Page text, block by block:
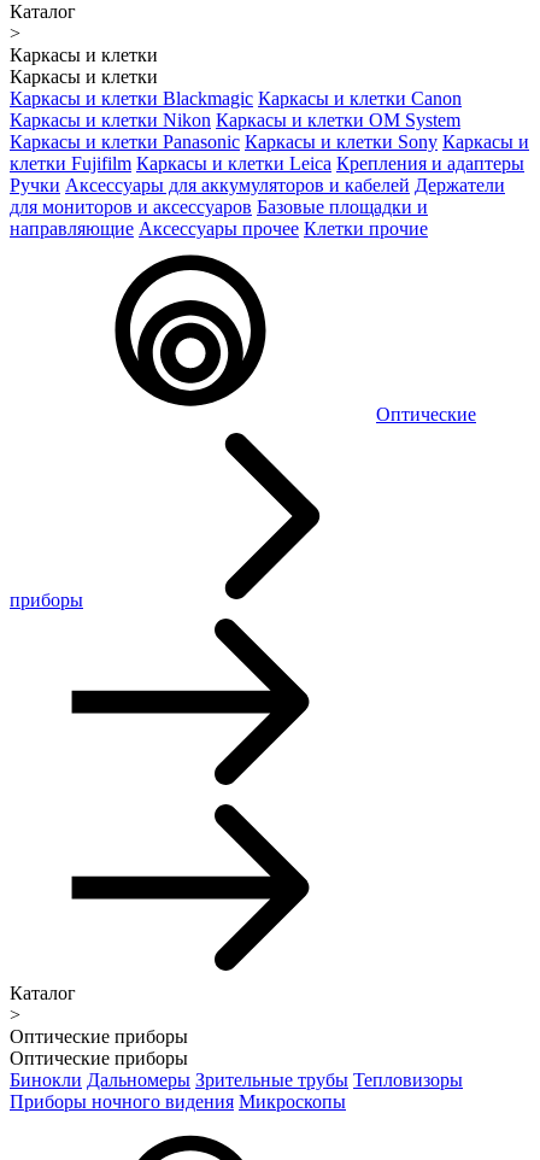
Каталог
>
Каркасы и клетки
Каркасы и клетки
Каркасы и клетки Blackmagic Каркасы и клетки Canon
Каркасы и клетки Nikon Каркасы и клетки OM System
Каркасы и клетки Panasonic Каркасы и клетки Sony Каркасы и
клетки Fujifilm Каркасы и клетки Leica Крепления и адаптеры
Ручки Аксессуары для аккумуляторов и кабелей Держатели
для мониторов и аксессуаров Базовые площадки и
направляющие Аксессуары прочее Клетки прочие
Оптические
приборы
Каталог
>
Оптические приборы
Оптические приборы
Бинокли Дальномеры Зрительные трубы Тепловизоры
Приборы ночного видения Микроскопы